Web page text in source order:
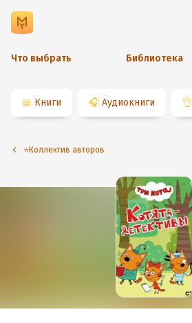
Что выбрать Библиотека
📖 Книги 🎧 Аудиокниги 👌
⭐️Коллектив авторов